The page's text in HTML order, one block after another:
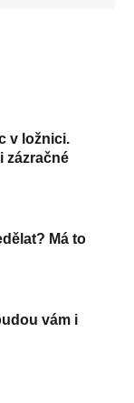
v ložnici.
zázračné
Má to
vám i